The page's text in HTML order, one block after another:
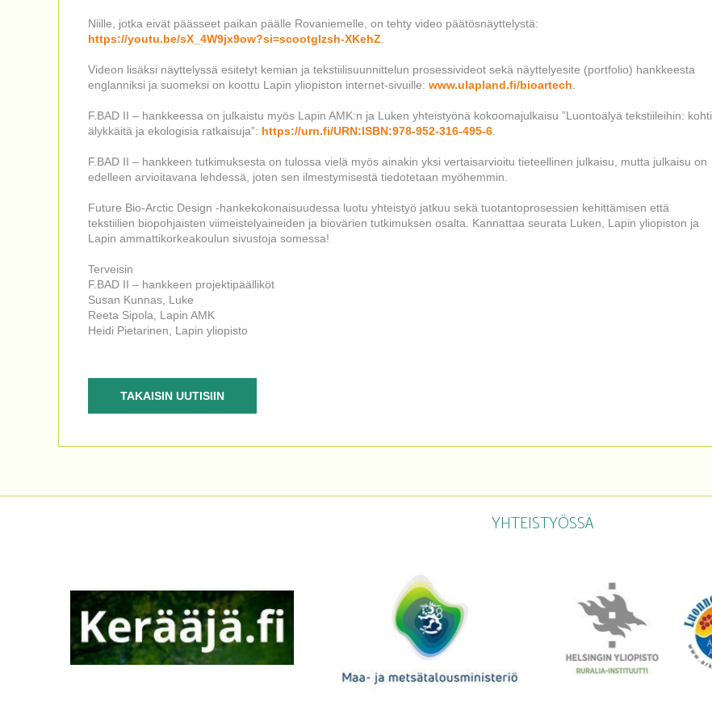
Niille, jotka eivät päässeet paikan päälle Rovaniemelle, on tehty video päätösnäyttelystä:
https://youtu.be/sX_4W9jx9ow?si=scootglzsh-XKehZ
Videon lisäksi näyttelyssä esitetyt kemian ja tekstiilisuunnittelun prosessivideot sekä näyttelyesite (portfolio) hankkeesta
englanniksi ja suomeksi on koottu Lapin yliopiston internet-sivuille: www.ulapland.fi/bioartech
F.BAD II – hankkeessa on julkaistu myös Lapin AMK:n ja Luken yhteistyönä kokoomajulkaisu ”Luontoälyä tekstiileihin: kohti
älykkäitä ja ekologisia ratkaisuja”: https://urn.fi/URN:ISBN:978-952-316-495-6
F.BAD II – hankkeen tutkimuksesta on tulossa vielä myös ainakin yksi vertaisarvioitu tieteellinen julkaisu, mutta julkaisu on
edelleen arvioitavana lehdessä, joten sen ilmestymisestä tiedotetaan myöhemmin.
Future Bio-Arctic Design -hankekokonaisuudessa luotu yhteistyö jatkuu sekä tuotantoprosessien kehittämisen että
tekstiilien biopohjaisten viimeistelyaineiden ja biovärien tutkimuksen osalta. Kannattaa seurata Luken, Lapin yliopiston ja
Lapin ammattikorkeakoulun sivustoja somessa!
Terveisin
F.BAD II – hankkeen projektipäälliköt
Susan Kunnas, Luke
Reeta Sipola, Lapin AMK
Heidi Pietarinen, Lapin yliopisto
TAKAISIN UUTISIIN
YHTEISTYÖSSÄ